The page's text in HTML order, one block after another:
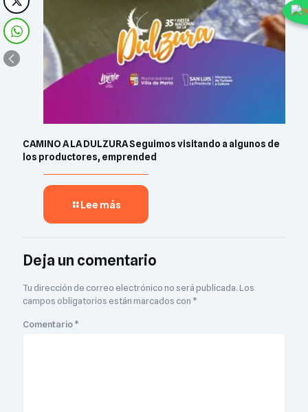
CAMINO A LA DULZURA Seguimos visitando a algunos de
los productores, emprended
Lee más
Deja un comentario
Tu dirección de correo electrónico no será publicada.Los
campos obligatorios están marcados con *
Comentario*